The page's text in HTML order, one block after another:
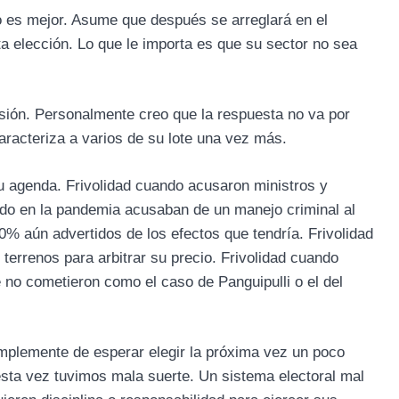
mejor. Asume que después se arreglará en el
elección. Lo que le importa es que su sector no sea
Personalmente creo que la respuesta no va por
a varios de su lote una vez más.
Frivolidad cuando acusaron ministros y
en la pandemia acusaban de un manejo criminal al
aún advertidos de los efectos que tendría. Frivolidad
para arbitrar su precio. Frivolidad cuando
cometieron como el caso de Panguipulli o el del
de esperar elegir la próxima vez un poco
vez tuvimos mala suerte. Un sistema electoral mal